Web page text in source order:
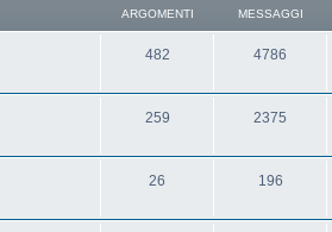
ARGOMENTI MESSAGGI
482 4786
259 2375
26 196